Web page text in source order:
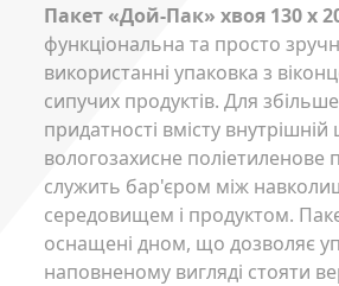
Пакет «Дой-Пак» хвоя 130 x
функціональна та просто
використанні упаковка з
сипучих продуктів. Для
придатності вмісту
вологозахисне поліетиленове
служить бар'єром між
середовищем і продуктом.
оснащені дном, що дозволяє
наповненому вигляді стояти